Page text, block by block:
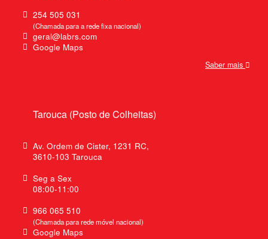
254 505 031
(Chamada para a rede fixa nacional)
geral@labrs.com
Google Maps
Saber mais
Tarouca (Posto de Colheitas)
Av. Ordem de Cister, 1231 RC,
3610-103 Tarouca
Seg a Sex
08:00-11:00
966 065 510
(Chamada para rede móvel nacional)
Google Maps